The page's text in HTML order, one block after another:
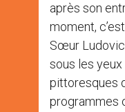
après son
moment,
Sœur
sous les
pittoresques
programmes